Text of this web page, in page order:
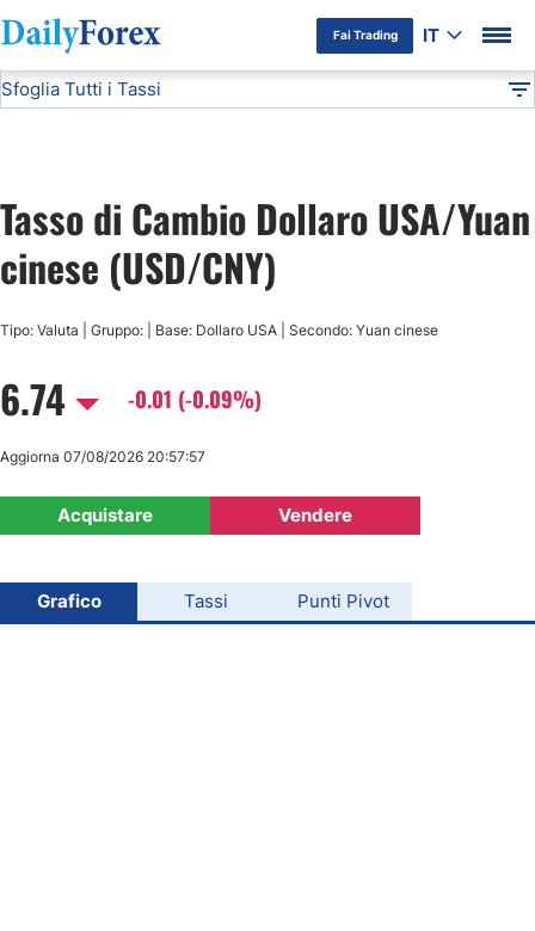
Fai Trading IT
Informativa Pubblicitaria
Sfoglia Tutti i Tassi
USD/JPY
GBP/USD
AUD/USD
Tasso di Cambio Dollaro USA/Yuan
cinese (USD/CNY)
Tipo: Valuta | Gruppo: | Base: Dollaro USA | Secondo: Yuan cinese
6.74 -0.01 (-0.09%)
Acquistare Vendere
Aggiorna 07/08/2026 20:57:57
Grafico Tassi Punti Pivot